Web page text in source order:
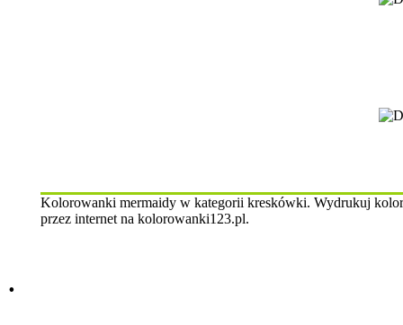
Kolorowanki mermaidy w kategorii kreskówki. Wydrukuj
przez internet na kolorowanki123.pl.
.